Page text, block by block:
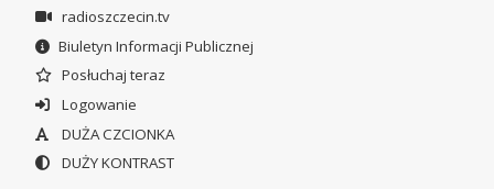
radioszczecin.tv
Biuletyn Informacji Publicznej
Posłuchaj teraz
Logowanie
DUŻA CZCIONKA
DUŻY KONTRAST